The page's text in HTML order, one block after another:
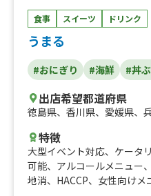
食事 スイーツ ドリンク
うまる
#おにぎり #海鮮 #丼
出店希望都道府県
徳島県、 香川県、 愛媛県、
特徴
大型イベント対応、 ケータ
可能、 アルコールメニュー、
地消、 HACCP、 女性向けメ